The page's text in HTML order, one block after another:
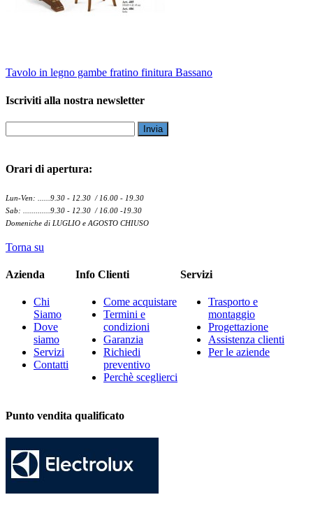
Tavolo in legno gambe fratino finitura Bassano
Iscriviti alla nostra newsletter
Invia
Orari di apertura:
Lun-Ven: ......9.30 - 12.30 / 16.00 - 19.30
Sab: .............9.30 - 12.30 / 16.00 -19.30
Domeniche di LUGLIO e AGOSTO CHIUSO
Torna su
Azienda
Chi
Siamo
Dove
siamo
Servizi
Contatti
Info Clienti
Come acquistare
Termini e
condizioni
Garanzia
Richiedi
preventivo
Perchè sceglierci
Servizi
Trasporto e
montaggio
Progettazione
Assistenza clienti
Per le aziende
Punto vendita qualificato